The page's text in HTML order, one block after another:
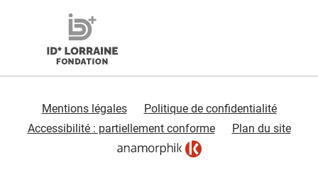
Mentions légales
Politique de confidentialité
Accessibilité : partiellement conforme
Plan du site